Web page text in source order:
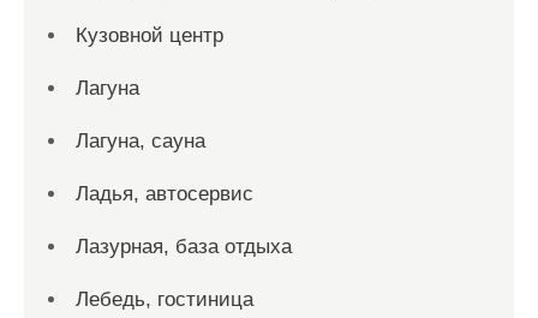
Кузовной центр
Лагуна
Лагуна, сауна
Ладья, автосервис
Лазурная, база отдыха
Лебедь, гостиница